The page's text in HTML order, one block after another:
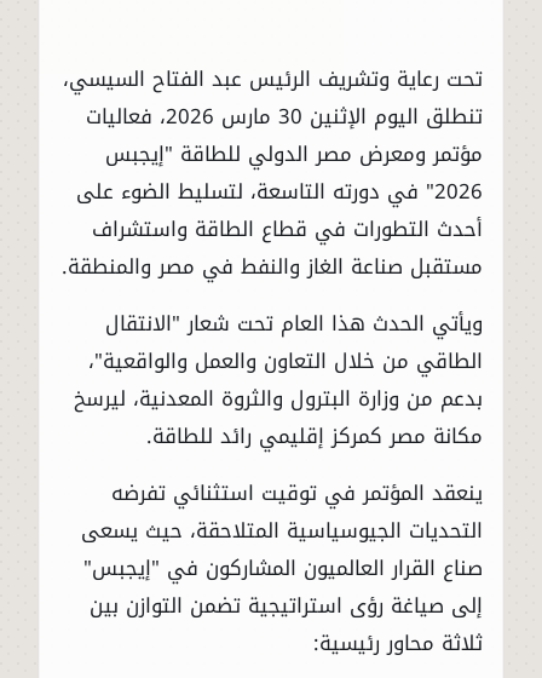
تحت رعاية وتشريف الرئيس عبد الفتاح السيسي،
تنطلق اليوم الإثنين 30 مارس 2026، فعاليات
مؤتمر ومعرض مصر الدولي للطاقة "إيجبس
2026" في دورته التاسعة، لتسليط الضوء على
أحدث التطورات في قطاع الطاقة واستشراف
مستقبل صناعة الغاز والنفط في مصر والمنطقة.
ويأتي الحدث هذا العام تحت شعار "الانتقال
الطاقي من خلال التعاون والعمل والواقعية"،
بدعم من وزارة البترول والثروة المعدنية، ليرسخ
مكانة مصر كمركز إقليمي رائد للطاقة.
ينعقد المؤتمر في توقيت استثنائي تفرضه
التحديات الجيوسياسية المتلاحقة، حيث يسعى
صناع القرار العالميون المشاركون في "إيجبس"
إلى صياغة رؤى استراتيجية تضمن التوازن بين
ثلاثة محاور رئيسية: